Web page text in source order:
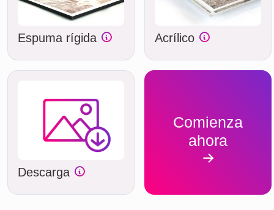
Espuma rígida Acrílico
Descarga
Comienza
ahora